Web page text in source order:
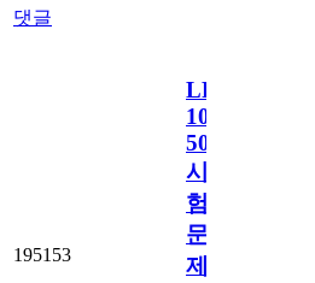
댓글
195153
LPI
102-
500
시
험
문
제